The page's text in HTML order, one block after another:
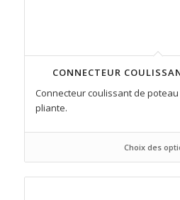
CONNECTEUR
Connecteur coulissant de poteau
pliante.
Choix des